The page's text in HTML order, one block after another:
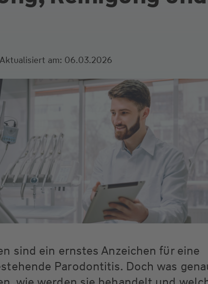
Aktualisiert am: 06.03.2026
sind ein ernstes Anzeichen für eine
Parodontitis. Doch was